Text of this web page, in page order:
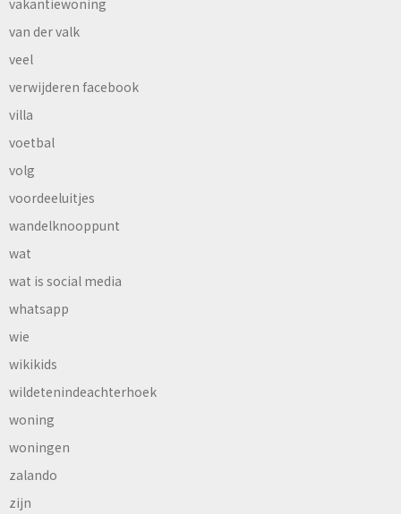
vakantiewoning
van der valk
veel
verwijderen facebook
villa
voetbal
volg
voordeeluitjes
wandelknooppunt
wat
wat is social media
whatsapp
wie
wikikids
wildetenindeachterhoek
woning
woningen
zalando
zijn